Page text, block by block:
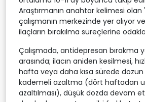
Araştırmanın anahtar kelimesi
çalışmanın merkezinde yer alıyor
ilaçların bırakılma süreçlerine
Çalışmada, antidepresan bırakma
arasında; ilacın aniden kesilmesi,
hafta veya daha kısa sürede dozun
kademeli azaltma (dört haftadan
azaltılması), düşük dozda devam